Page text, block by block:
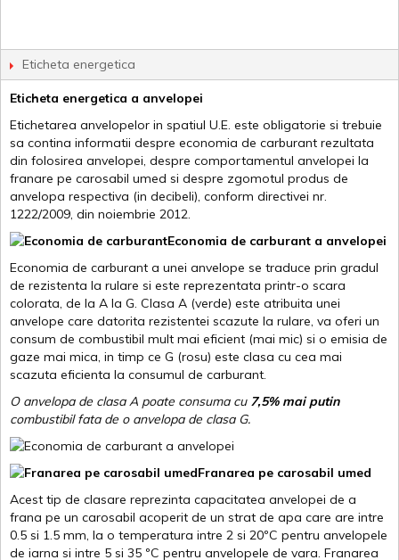
Eticheta energetica
Eticheta energetica a anvelopei
Etichetarea anvelopelor in spatiul U.E. este obligatorie si trebuie
sa contina informatii despre economia de carburant rezultata
din folosirea anvelopei, despre comportamentul anvelopei la
franare pe carosabil umed si despre zgomotul produs de
anvelopa respectiva (in decibeli), conform directivei nr.
1222/2009, din noiembrie 2012.
Economia de carburant a anvelopei
Economia de carburant a unei anvelope se traduce prin gradul
de rezistenta la rulare si este reprezentata printr-o scara
colorata, de la A la G. Clasa A (verde) este atribuita unei
anvelope care datorita rezistentei scazute la rulare, va oferi un
consum de combustibil mult mai eficient (mai mic) si o emisia de
gaze mai mica, in timp ce G (rosu) este clasa cu cea mai
scazuta eficienta la consumul de carburant.
O anvelopa de clasa A poate consuma cu 7,5% mai putin
combustibil fata de o anvelopa de clasa G.
Franarea pe carosabil umed
Acest tip de clasare reprezinta capacitatea anvelopei de a
frana pe un carosabil acoperit de un strat de apa care are intre
0.5 si 1.5 mm, la o temperatura intre 2 si 20ºC pentru anvelopele
de iarna si intre 5 si 35 ºC pentru anvelopele de vara. Franarea